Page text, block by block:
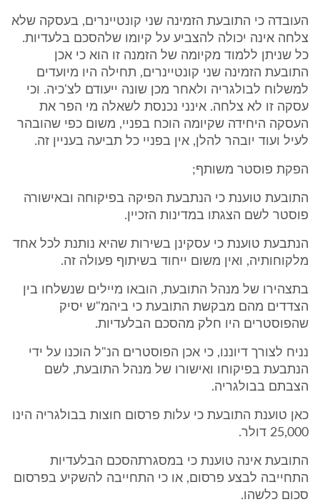
העובדה כי התובעת הזמינה שני קונטיינרים, בעסקה שלא
צלחה אינה יכולה להצביע על קיומו שלהסכם בלעדיות.
כל שניתן ללמוד מקיומה של הזמנה זו הוא כי אכן
התובעת הזמינה שני קונטיינרים, תחילה היו מיועדים
למשלוח לבולגריה ולאחר מכן שונה ייעודם לצ'כיה. וכי
עסקה זו לא צלחה. אינני נכנסת לשאלה מי הפר את
העסקה היחידה שקיומה הוכח בפניי, משום כפי שהובהר
לעיל ועוד יובהר להלן, אין בפניי כל תביעה בעניין זה.
הפקת פוסטר משותף;
התובעת טוענת כי הנתבעת הפיקה בפיקוחה ובאישורה
פוסטר לשם הצגתו במדינות הזכיין.
הנתבעת טוענת כי עסקינן בשירות שהיא נותנת לכל אחד
מלקוחותיה, ואין משום ייחוד בשיתוף פעולה זה.
בתצהירו של מנהל התובעת, הובאו מיילים שנשלחו בין
הצדדים מהם מבקשת התובעת כי ביהמ"ש יסיק
שהפוסטרים היו חלק מהסכם הבלעדיות.
נניח לצורך דיוננו, כי אכן הפוסטרים הנ"ל הוכנו על ידי
הנתבעת בפיקוחו ואישורו של מנהל התובעת, לשם
הצבתם בבולגריה.
כאן טוענת התובעת כי עלות פרסום חוצות בבולגריה הינו
25,000 דולר.
התובעת אינה טוענת כי במסגרתהסכם הבלעדיות
התחייבה לבצע פרסום, או כי התחייבה להשקיע בפרסום
סכום כלשהו.